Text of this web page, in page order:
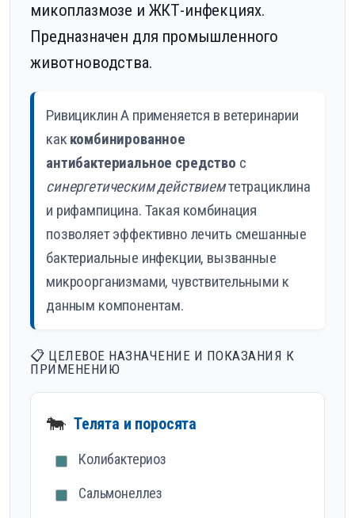
микоплазмозе и ЖКТ-инфекциях.
Предназначен для промышленного
животноводства.
Ривициклин А применяется в ветеринарии
как комбинированное
антибактериальное средство с
синергетическим действиемтетрациклина
и рифампицина. Такая комбинация
позволяет эффективно лечить смешанные
бактериальные инфекции, вызванные
микроорганизмами, чувствительными к
данным компонентам.
📋 ЦЕЛЕВОЕ НАЗНАЧЕНИЕ И ПОКАЗАНИЯ К
ПРИМЕНЕНИЮ
🐄 Телята и поросята
Колибактериоз
Сальмонеллез